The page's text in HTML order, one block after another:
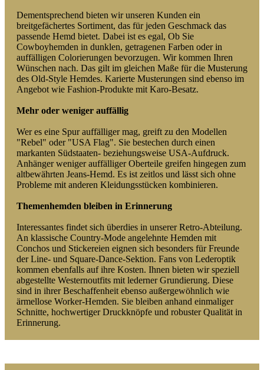
Dementsprechend bieten wir unseren Kunden ein
breitgefächertes Sortiment, das für jeden Geschmack das
passende Hemd bietet. Dabei ist es egal, Ob Sie
Cowboyhemden in dunklen, getragenen Farben oder in
auffälligen Colorierungen bevorzugen. Wir kommen Ihren
Wünschen nach. Das gilt im gleichen Maße für die Musterung
des Old-Style Hemdes. Karierte Musterungen sind ebenso im
Angebot wie Fashion-Produkte mit Karo-Besatz.
Mehr oder weniger auffällig
Wer es eine Spur auffälliger mag, greift zu den Modellen
"Rebel" oder "USA Flag". Sie bestechen durch einen
markanten Südstaaten- beziehungsweise USA-Aufdruck.
Anhänger weniger auffälliger Oberteile greifen hingegen zum
altbewährten Jeans-Hemd. Es ist zeitlos und lässt sich ohne
Probleme mit anderen Kleidungsstücken kombinieren.
Themenhemden bleiben in Erinnerung
Interessantes findet sich überdies in unserer Retro-Abteilung.
An klassische Country-Mode angelehnte Hemden mit
Conchos und Stickereien eignen sich besonders für Freunde
der Line- und Square-Dance-Sektion. Fans von Lederoptik
kommen ebenfalls auf ihre Kosten. Ihnen bieten wir speziell
abgestellte Westernoutfits mit lederner Grundierung. Diese
sind in ihrer Beschaffenheit ebenso außergewöhnlich wie
ärmellose Worker-Hemden. Sie bleiben anhand einmaliger
Schnitte, hochwertiger Druckknöpfe und robuster Qualität in
Erinnerung.